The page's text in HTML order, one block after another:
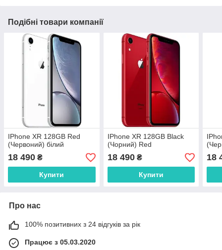
Подібні товари компанії
IPhone XR 128GB Red
(Червоний) білий
18 490 ₴
Купити
IPhone XR 128GB Black
(Чорний) Red
18 490₴
Купити
18
Про нас
100% позитивних з 24 відгуків за рік
Працює з 05.03.2020